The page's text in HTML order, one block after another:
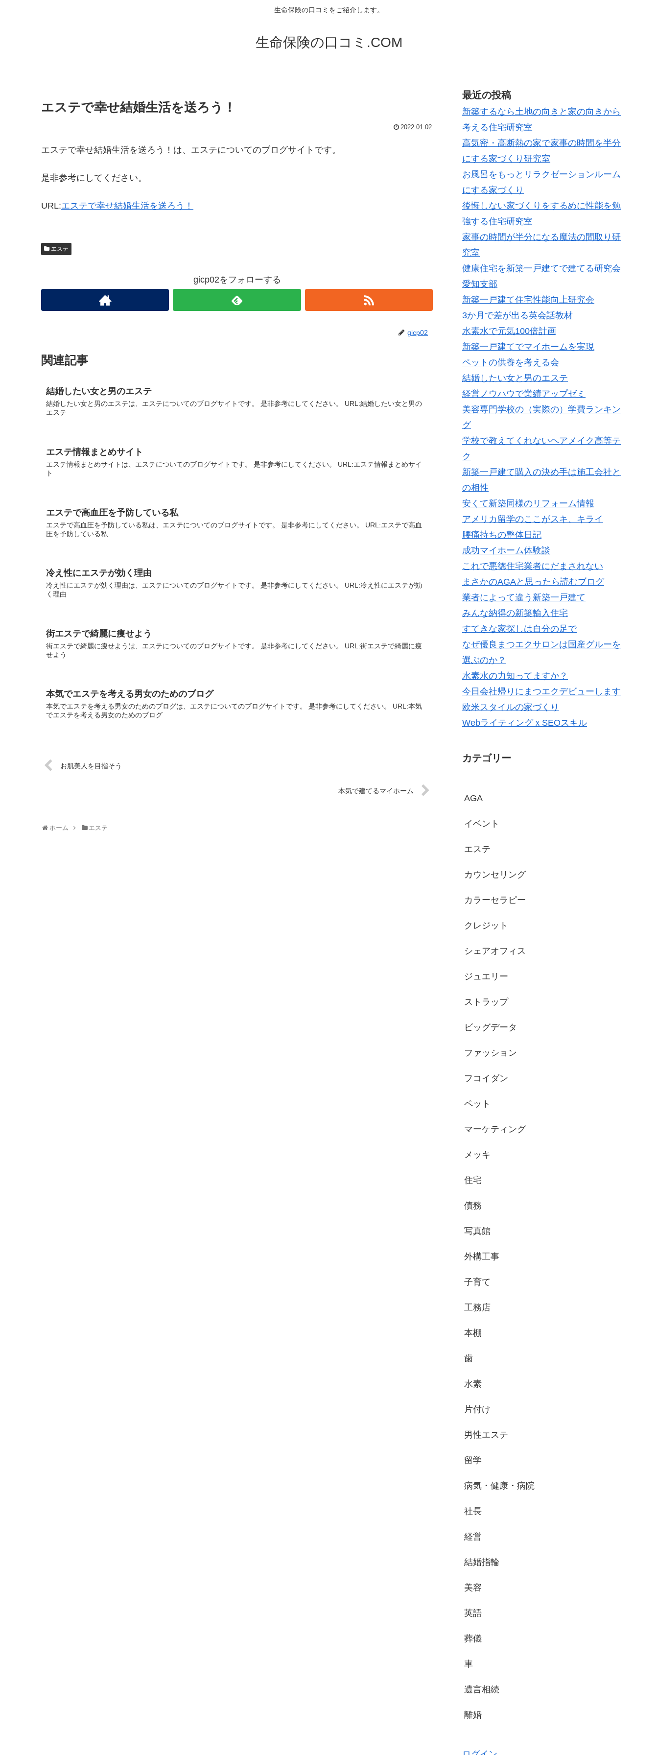
生命保険の口コミをご紹介します。
生命保険の口コミ.COM
エステで幸せ結婚生活を送ろう！
2022.01.02
エステで幸せ結婚生活を送ろう！は、エステについてのブログサイトです。
是非参考にしてください。
URL:エステで幸せ結婚生活を送ろう！
エステ
gicp02をフォローする
gicp02
関連記事
結婚したい女と男のエステ
結婚したい女と男のエステは、エステについてのブログサイトです。 是非参考にしてください。 URL:結婚したい女と男の
エステ
エステ情報まとめサイト
エステ情報まとめサイトは、エステについてのブログサイトです。 是非参考にしてください。 URL:エステ情報まとめサイ
ト
エステで高血圧を予防している私
エステで高血圧を予防している私は、エステについてのブログサイトです。 是非参考にしてください。 URL:エステで高血
圧を予防している私
冷え性にエステが効く理由
冷え性にエステが効く理由は、エステについてのブログサイトです。 是非参考にしてください。 URL:冷え性にエステが効
く理由
街エステで綺麗に痩せよう
街エステで綺麗に痩せようは、エステについてのブログサイトです。 是非参考にしてください。 URL:街エステで綺麗に痩
せよう
本気でエステを考える男女のためのブログ
本気でエステを考える男女のためのブログは、エステについてのブログサイトです。 是非参考にしてください。 URL:本気
でエステを考える男女のためのブログ
お肌美人を目指そう
本気で建てるマイホーム
ホーム エステ
最近の投稿
新築するなら土地の向きと家の向きから
考える住宅研究室
高気密・高断熱の家で家事の時間を半分
にする家づくり研究室
お風呂をもっとリラクゼーションルーム
にする家づくり
後悔しない家づくりをするめに性能を勉
強する住宅研究室
家事の時間が半分になる魔法の間取り研
究室
健康住宅を新築一戸建てで建てる研究会
愛知支部
新築一戸建て住宅性能向上研究会
3か月で差が出る英会話教材
水素水で元気100倍計画
新築一戸建てでマイホームを実現
ペットの供養を考える会
結婚したい女と男のエステ
経営ノウハウで業績アップゼミ
美容専門学校の（実際の）学費ランキン
グ
学校で教えてくれないヘアメイク高等テ
ク
新築一戸建て購入の決め手は施工会社と
の相性
安くて新築同様のリフォーム情報
アメリカ留学のここがスキ、キライ
腰痛持ちの整体日記
成功マイホーム体験談
これで悪徳住宅業者にだまされない
まさかのAGAと思ったら読むブログ
業者によって違う新築一戸建て
みんな納得の新築輸入住宅
すてきな家探しは自分の足で
なぜ優良まつエクサロンは国産グルーを
選ぶのか？
水素水の力知ってますか？
今日会社帰りにまつエクデビューします
欧米スタイルの家づくり
WebライティングｘSEOスキル
カテゴリー
AGA
イベント
エステ
カウンセリング
カラーセラピー
クレジット
シェアオフィス
ジュエリー
ストラップ
ビッグデータ
ファッション
フコイダン
ペット
マーケティング
メッキ
住宅
債務
写真館
外構工事
子育て
工務店
本棚
歯
水素
片付け
男性エステ
留学
病気・健康・病院
社長
経営
結婚指輪
美容
英語
葬儀
車
遺言相続
離婚